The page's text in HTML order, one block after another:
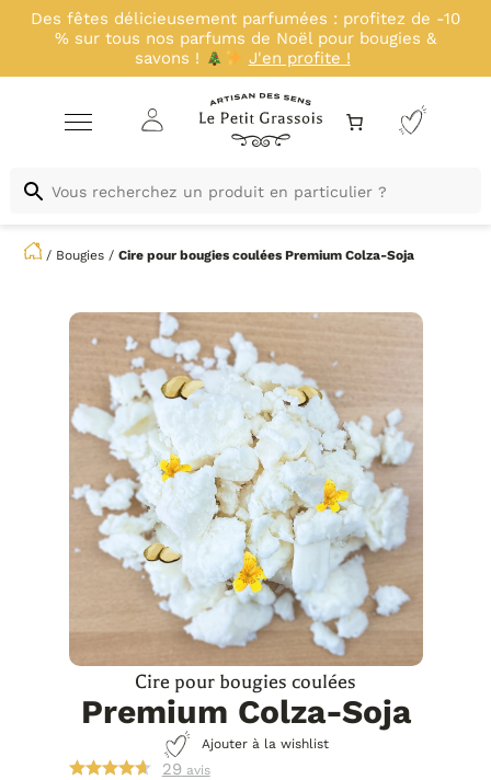
: profitez de -10
pour bougies &
Profitez d'un
nouveautés : -20% sur une
23 août inclus !
/ Bougies /Cire pour bougies couléesPremium Colza-Soja
Cire pour bougies coulées
Premium Colza-Soja
Ajouter à la wishlist
29 avis